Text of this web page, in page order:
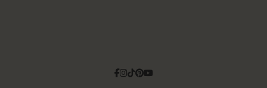
Facebook
Instagram
Tiktok
Pinterest
YouTube